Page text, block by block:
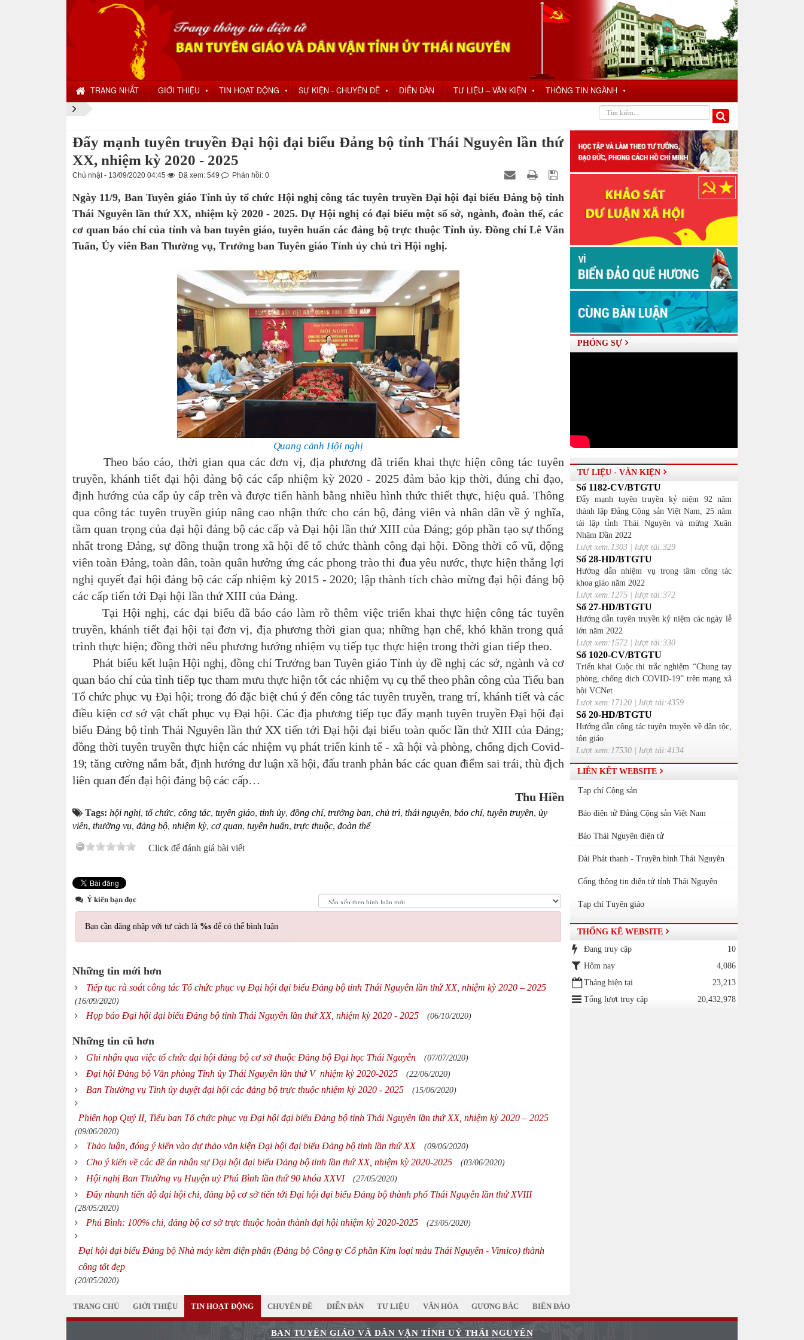
TRANG NHẤT GIỚI THIỆU ▼ TIN HOẠT ĐỘNG ▼ SỰ KIỆN - CHUYÊN ĐỀ ▼ DIỄN ĐÀN TƯ LIỆU – VĂN KIỆN ▼ THÔNG TIN NGÀNH ▼
Đẩy mạnh tuyên truyền Đại hội đại biểu Đảng bộ tỉnh Thái Nguyên lần thứ
XX, nhiệm kỳ 2020 - 2025
Chủ nhật - 13/09/2020 04:45 Đã xem: 549 Phản hồi: 0
Ngày 11/9, Ban Tuyên giáo Tỉnh ủy tổ chức Hội nghị công tác tuyên truyền Đại hội đại biểu Đảng bộ tỉnh
Thái Nguyên lần thứ XX, nhiệm kỳ 2020 - 2025. Dự Hội nghị có đại biểu một số sở, ngành, đoàn thể, các
cơ quan báo chí của tỉnh và ban tuyên giáo, tuyên huấn các đảng bộ trực thuộc Tỉnh ủy. Đồng chí Lê Văn
Tuấn, Ủy viên Ban Thường vụ, Trưởng ban Tuyên giáo Tỉnh ủy chủ trì Hội nghị.
Quang cảnh Hội nghị
Theo báo cáo, thời gian qua các đơn vị, địa phương đã triển khai thực hiện công tác tuyên
truyền, khánh tiết đại hội đảng bộ các cấp nhiệm kỳ 2020 - 2025 đảm bảo kịp thời, đúng chỉ đạo,
định hướng của cấp ủy cấp trên và được tiến hành bằng nhiều hình thức thiết thực, hiệu quả. Thông
qua công tác tuyên truyền giúp nâng cao nhận thức cho cán bộ, đảng viên và nhân dân về ý nghĩa,
tầm quan trọng của đại hội đảng bộ các cấp và Đại hội lần thứ XIII của Đảng; góp phần tạo sự thống
nhất trong Đảng, sự đồng thuận trong xã hội để tổ chức thành công đại hội. Đồng thời cổ vũ, động
viên toàn Đảng, toàn dân, toàn quân hưởng ứng các phong trào thi đua yêu nước, thực hiện thắng lợi
nghị quyết đại hội đảng bộ các cấp nhiệm kỳ 2015 - 2020; lập thành tích chào mừng đại hội đảng bộ
các cấp tiến tới Đại hội lần thứ XIII của Đảng.
Tại Hội nghị, các đại biểu đã báo cáo làm rõ thêm việc triển khai thực hiện công tác tuyên
truyền, khánh tiết đại hội tại đơn vị, địa phương thời gian qua; những hạn chế, khó khăn trong quá
trình thực hiện; đồng thời nêu phương hướng nhiệm vụ tiếp tục thực hiện trong thời gian tiếp theo.
Phát biểu kết luận Hội nghị, đồng chí Trưởng ban Tuyên giáo Tỉnh ủy đề nghị các sở, ngành và cơ
quan báo chí của tỉnh tiếp tục tham mưu thực hiện tốt các nhiệm vụ cụ thể theo phân công của Tiểu ban
Tổ chức phục vụ Đại hội; trong đó đặc biệt chú ý đến công tác tuyên truyền, trang trí, khánh tiết và các
điều kiện cơ sở vật chất phục vụ Đại hội. Các địa phương tiếp tục đẩy mạnh tuyên truyền Đại hội đại
biểu Đảng bộ tỉnh Thái Nguyên lần thứ XX tiến tới Đại hội đại biểu toàn quốc lần thứ XIII của Đảng;
đồng thời tuyên truyền thực hiện các nhiệm vụ phát triển kinh tế - xã hội và phòng, chống dịch Covid-
19; tăng cường nắm bắt, định hướng dư luận xã hội, đấu tranh phản bác các quan điểm sai trái, thù địch
liên quan đến đại hội đảng bộ các cấp…
Thu Hiền
Tags: hội nghị, tổ chức, công tác, tuyên giáo, tỉnh ủy, đồng chí, trưởng ban, chủ trì, thái nguyên, báo chí, tuyên truyền, ủy
viên, thường vụ, đảng bộ, nhiệm kỳ, cơ quan, tuyên huấn, trực thuộc, đoàn thể
Click để đánh giá bài viết
Ý kiến bạn đọc
Bạn cần đăng nhập với tư cách là %s để có thể bình luận
Những tin mới hơn
Tiếp tục rà soát công tác Tổ chức phục vụ Đại hội đại biểu Đảng bộ tỉnh Thái Nguyên lần thứ XX, nhiệm kỳ 2020 – 2025
(16/09/2020)
Họp báo Đại hội đại biểu Đảng bộ tỉnh Thái Nguyên lần thứ XX, nhiệm kỳ 2020 - 2025 (06/10/2020)
Những tin cũ hơn
Ghi nhận qua việc tổ chức đại hội đảng bộ cơ sở thuộc Đảng bộ Đại học Thái Nguyên (07/07/2020)
Đại hội Đảng bộ Văn phòng Tỉnh ủy Thái Nguyên lần thứ V nhiệm kỳ 2020-2025 (22/06/2020)
Ban Thường vụ Tỉnh ủy duyệt đại hội các đảng bộ trực thuộc nhiệm kỳ 2020 - 2025 (15/06/2020)
Phiên họp Quý II, Tiểu ban Tổ chức phục vụ Đại hội đại biểu Đảng bộ tỉnh Thái Nguyên lần thứ XX, nhiệm kỳ 2020 – 2025
(09/06/2020)
Thảo luận, đóng ý kiến vào dự thảo văn kiện Đại hội đại biểu Đảng bộ tỉnh lần thứ XX (09/06/2020)
Cho ý kiến về các đề án nhân sự Đại hội đại biểu Đảng bộ tỉnh lần thứ XX, nhiệm kỳ 2020-2025 (03/06/2020)
Hội nghị Ban Thường vụ Huyện uỷ Phú Bình lần thứ 90 khóa XXVI (27/05/2020)
Đẩy nhanh tiến độ đại hội chi, đảng bộ cơ sở tiến tới Đại hội đại biểu Đảng bộ thành phố Thái Nguyên lần thứ XVIII
(28/05/2020)
Phú Bình: 100% chi, đảng bộ cơ sở trực thuộc hoàn thành đại hội nhiệm kỳ 2020-2025 (23/05/2020)
Đại hội đại biểu Đảng bộ Nhà máy kẽm điện phân (Đảng bộ Công ty Cổ phần Kim loại màu Thái Nguyên - Vimico) thành
công tốt đẹp
(20/05/2020)
PHÓNG SỰ
TƯ LIỆU - VĂN KIỆN
Số 1182-CV/BTGTU
Đẩy mạnh tuyên truyền kỷ niệm 92 năm
thành lập Đảng Cộng sản Việt Nam, 25 năm
tái lập tỉnh Thái Nguyên và mừng Xuân
Nhâm Dần 2022
Lượt xem:1303 | lượt tải:329
Số 28-HD/BTGTU
Hướng dẫn nhiệm vụ trọng tâm công tác
khoa giáo năm 2022
Lượt xem:1275 | lượt tải:372
Số 27-HD/BTGTU
Hướng dẫn tuyên truyền kỷ niệm các ngày lễ
lớn năm 2022
Lượt xem:1572 | lượt tải:330
Số 1020-CV/BTGTU
Triển khai Cuộc thi trắc nghiệm “Chung tay
phòng, chống dịch COVID-19” trên mạng xã
hội VCNet
Lượt xem:17120 | lượt tải:4359
Số 20-HD/BTGTU
Hướng dẫn công tác tuyên truyền về dân tộc,
tôn giáo
Lượt xem:17530 | lượt tải:4134
LIÊN KẾT WEBSITE
Tạp chí Cộng sản
Báo điện tử Đảng Cộng sản Việt Nam
Báo Thái Nguyên điện tử
Đài Phát thanh - Truyền hình Thái Nguyên
Cổng thông tin điện tử tỉnh Thái Nguyên
Tạp chí Tuyên giáo
THỐNG KÊ WEBSITE
Đang truy cập
10
Hôm nay
4,086
Tháng hiện tại
23,213
Tổng lượt truy cập
20,432,978
TRANG CHỦ GIỚI THIỆU TIN HOẠT ĐỘNG CHUYÊN ĐỀ DIỄN ĐÀN TƯ LIỆU VĂN HÓA GƯƠNG BÁC BIỂN ĐẢO
BAN TUYÊN GIÁO VÀ DÂN VẬN TỈNH UỶ THÁI NGUYÊN